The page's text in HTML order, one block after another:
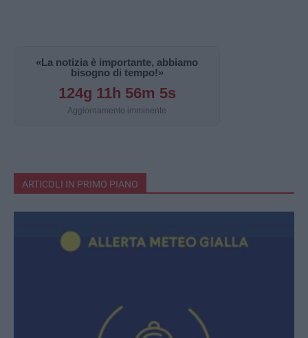
«La notizia è importante, abbiamo
bisogno di tempo!»
124g 11h 56m 4s
Aggiornamento imminente
ARTICOLI IN PRIMO PIANO